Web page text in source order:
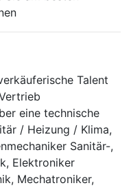
Talent
eine technische
/ Heizung / Klima,
Sanitär-,
Elektroniker
Mechatroniker,